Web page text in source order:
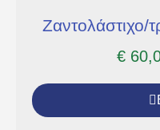
Ζαντολάστιχο/
€